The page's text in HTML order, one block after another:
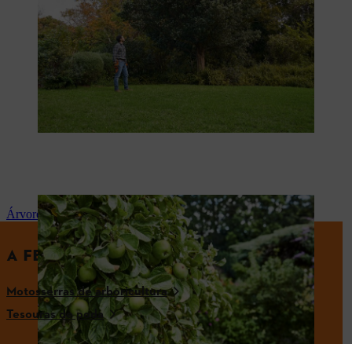
Árvore de fruto
A FERRAMENTA ADEQUADA
Motosserras de arboricultura
Tesouras de poda